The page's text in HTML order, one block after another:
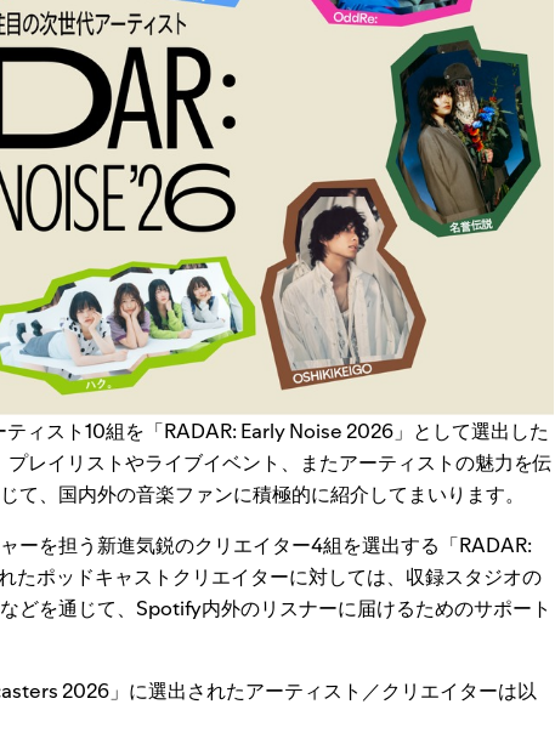
ィスト10組を「RADAR: Early Noise 2026」として選出した
レイリストやライブイベント、またアーティストの魅力を伝
、国内外の音楽ファンに積極的に紹介してまいります。
を担う新進気鋭のクリエイター4組を選出する「RADAR:
ポッドキャストクリエイターに対しては、収録スタジオの
どを通じて、Spotify内外のリスナーに届けるためのサポート
2026」に選出されたアーティスト／クリエイターは以